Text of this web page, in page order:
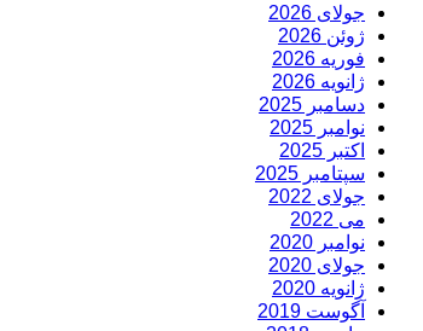
جولای 2026
ژوئن 2026
فوریه 2026
ژانویه 2026
دسامبر 2025
نوامبر 2025
اکتبر 2025
سپتامبر 2025
جولای 2022
می 2022
نوامبر 2020
جولای 2020
ژانویه 2020
آگوست 2019